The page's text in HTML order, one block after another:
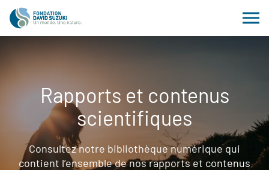
Rapports et contenus
scientifiques
Consultez notre bibliothèque numérique qui
contient l’ensemble de nos rapports et contenus